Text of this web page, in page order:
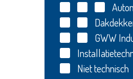
GWW
Niet technisch